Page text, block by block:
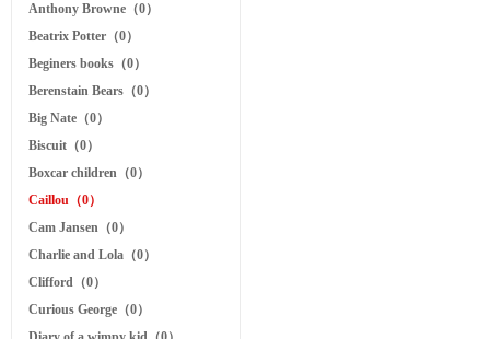
Anthony Browne（0）
Beatrix Potter（0）
Beginers books（0）
Berenstain Bears（0）
Big Nate（0）
Biscuit（0）
Boxcar children（0）
Caillou（0）
Cam Jansen（0）
Charlie and Lola（0）
Clifford（0）
Curious George（0）